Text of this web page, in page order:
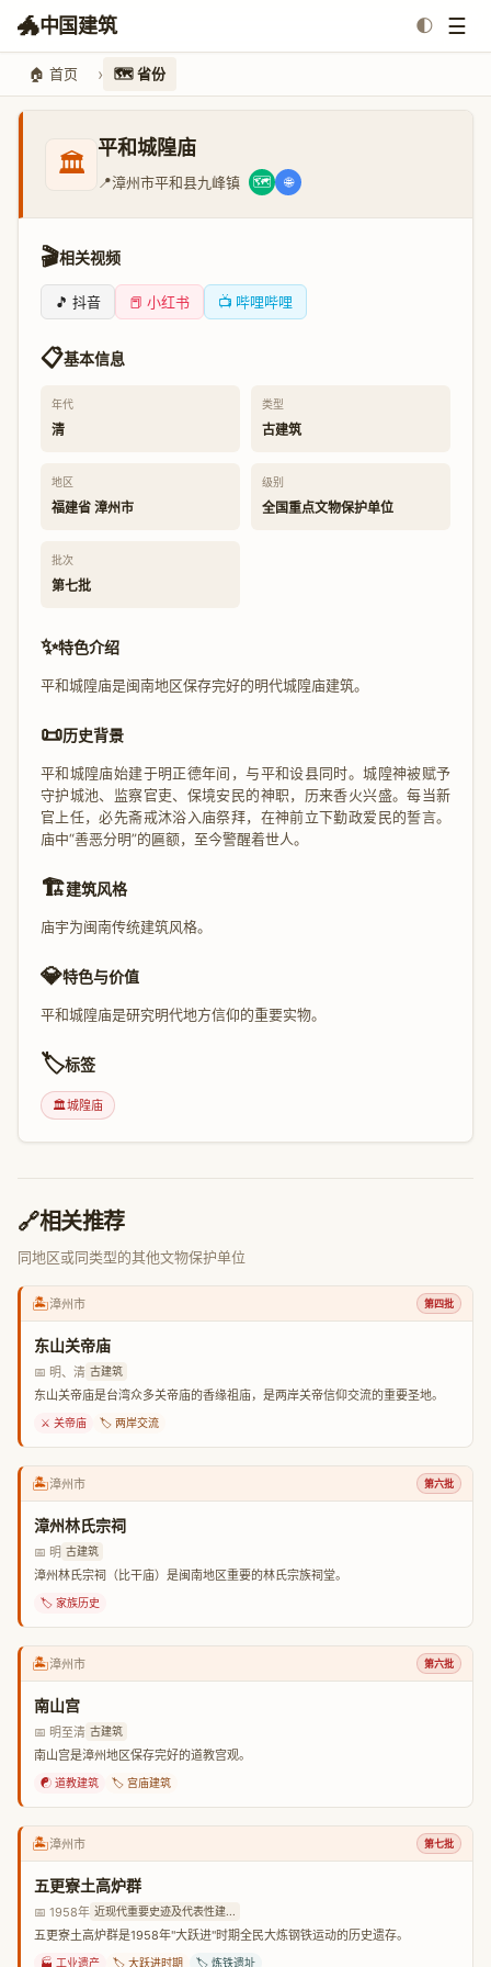
🐲中国建筑 🌓 ☰
🏠 首页 🗺️ 省份
🏛️ 平和城隍庙
📍漳州市平和县九峰镇 🗺️ 🌐
🎬相关视频
🎵 抖音 📕 小红书 📺 哔哩哔哩
📋基本信息
年代
清
类型
古建筑
地区
福建省 漳州市
级别
全国重点文物保护单位
批次
第七批
✨特色介绍
平和城隍庙是闽南地区保存完好的明代城隍庙建筑。
📜历史背景
平和城隍庙始建于明正德年间，与平和设县同时。城隍神被赋予
守护城池、监察官吏、保境安民的神职，历来香火兴盛。每当新
官上任，必先斋戒沐浴入庙祭拜，在神前立下勤政爱民的誓言。
庙中“善恶分明”的匾额，至今警醒着世人。
🏗️建筑风格
庙宇为闽南传统建筑风格。
💎特色与价值
平和城隍庙是研究明代地方信仰的重要实物。
🏷️标签
🏛️城隍庙
🔗相关推荐
同地区或同类型的其他文物保护单位
🏝️漳州市 第四批
东山关帝庙
📅 明、清 古建筑
东山关帝庙是台湾众多关帝庙的香缘祖庙，是两岸关帝信仰交流的重要圣地。
⚔️ 关帝庙 🏷️ 两岸交流
🏝️漳州市 第六批
漳州林氏宗祠
📅 明 古建筑
漳州林氏宗祠（比干庙）是闽南地区重要的林氏宗族祠堂。
🏷️ 家族历史
🏝️漳州市 第六批
南山宫
📅 明至清 古建筑
南山宫是漳州地区保存完好的道教宫观。
☯️ 道教建筑 🏷️ 宫庙建筑
🏝️漳州市 第七批
五更寮土高炉群
📅 1958年 近现代重要史迹及代表性建...
五更寮土高炉群是1958年"大跃进"时期全民大炼钢铁运动的历史遗存。
🏭 工业遗产 🏷️ 大跃进时期 🏷️ 炼铁遗址